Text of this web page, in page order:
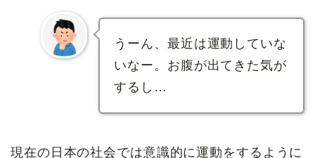
うーん、最近は運動していな
いなー。お腹が出てきた気が
するし…
現在の日本の社会では意識的に運動をするように